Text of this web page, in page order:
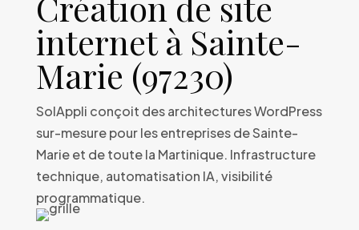
internet à Sainte-
Marie (97230)
SolAppli conçoit des architectures WordPress
sur-mesure pour les entreprises de Sainte-
Marie et de toute la Martinique. Infrastructure
technique, automatisation IA, visibilité
programmatique.